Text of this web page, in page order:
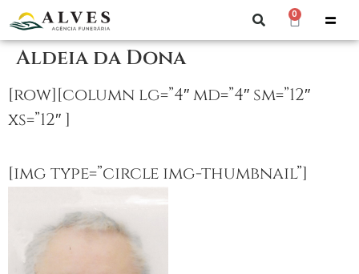
0
Aldeia da Dona
[row][column lg=”4″ md=”4″ sm=”12″
xs=”12″ ]
[img type=”circle img-thumbnail”]